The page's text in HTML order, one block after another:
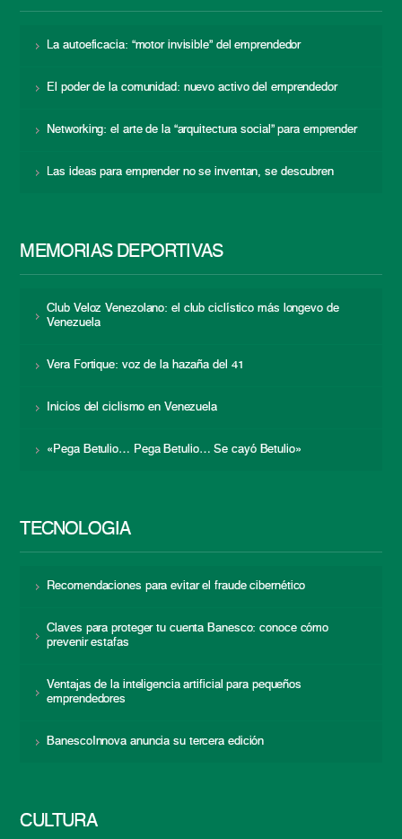
La autoeficacia: “motor invisible” del emprendedor
El poder de la comunidad: nuevo activo del emprendedor
Networking: el arte de la “arquitectura social” para emprender
Las ideas para emprender no se inventan, se descubren
MEMORIAS DEPORTIVAS
Club Veloz Venezolano: el club ciclístico más longevo de
Venezuela
Vera Fortique: voz de la hazaña del 41
Inicios del ciclismo en Venezuela
«Pega Betulio… Pega Betulio… Se cayó Betulio»
TECNOLOGÍA
Recomendaciones para evitar el fraude cibernético
Claves para proteger tu cuenta Banesco: conoce cómo
prevenir estafas
Ventajas de la inteligencia artificial para pequeños
emprendedores
BanescoInnova anuncia su tercera edición
CULTURA